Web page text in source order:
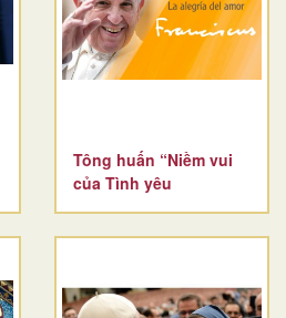
Tông huấn “Niềm vui
của Tình yêu